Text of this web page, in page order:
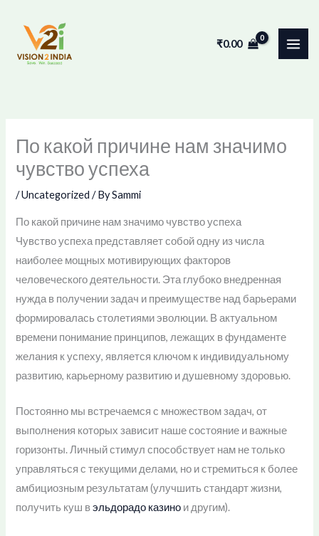
content
₹0.00
По какой причине нам значимо
чувство успеха
/Uncategorized / BySammi
По какой причине нам значимо чувство успеха
Чувство успеха представляет собой одну из числа
наиболее мощных мотивирующих факторов
человеческого деятельности. Эта глубоко внедренная
нужда в получении задач и преимуществе над барьерами
формировалась столетиями эволюции. В актуальном
времени понимание принципов, лежащих в фундаменте
желания к успеху, является ключом к индивидуальному
развитию, карьерному развитию и душевному здоровью.
Постоянно мы встречаемся с множеством задач, от
выполнения которых зависит наше состояние и важные
горизонты. Личный стимул способствует нам не только
управляться с текущими делами, но и стремиться к более
амбициозным результатам (улучшить стандарт жизни,
получить куш вэльдорадо казино и другим).